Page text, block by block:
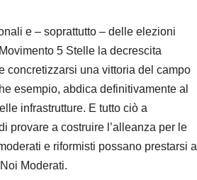
e – soprattutto – delle elezioni
5 Stelle la decrescita
concretizzarsi una vittoria del campo
esempio, abdica definitivamente al
infrastrutture. E tutto ciò a
provare a costruire l’alleanza per le
e riformisti possano prestarsi a
Moderati.